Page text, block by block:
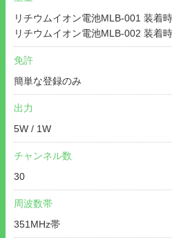
リチウムイオン電池MLB-001 装着
リチウムイオン電池MLB-002 装着
免許
簡単な登録のみ
出力
5W / 1W
チャンネル数
30
周波数帯
351MHz帯